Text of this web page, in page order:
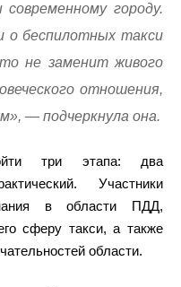
городу.
о беспилотных такси
не заменит живого
отношения,
— подчеркнула она.
три этапа: два
Участники
в области ПДД,
сферу такси, а также
области.